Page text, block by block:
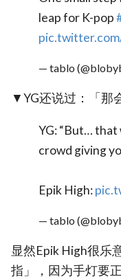
leap for K-pop
— tablo
▼YG还说过：「那
YG: “But…
crowd giving
Epik High:
— tablo
显然Epik High很乐
指」，因为手灯要